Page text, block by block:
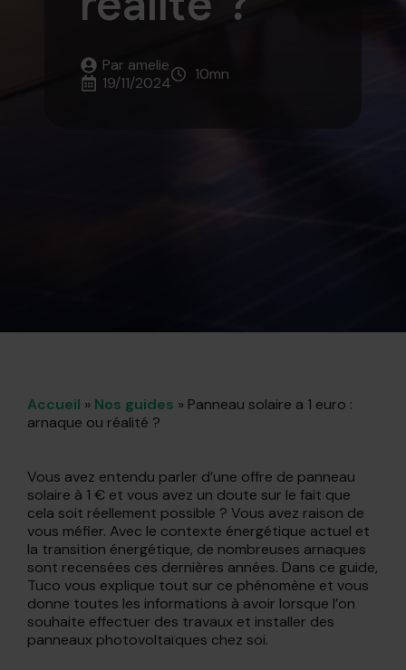
Par amelie
19/11/2024
10mn
Accueil » Nos guides » Panneau solaire a 1 euro :
arnaque ou réalité ?
Vous avez entendu parler d’une offre de panneau
solaire à 1 € et vous avez un doute sur le fait que
cela soit réellement possible ? Vous avez raison de
vous méfier. Avec le contexte énergétique actuel et
la transition énergétique, de nombreuses arnaques
sont recensées ces dernières années. Dans ce guide,
Tuco vous explique tout sur ce phénomène et vous
donne toutes les informations à avoir lorsque l’on
souhaite effectuer des travaux et installer des
panneaux photovoltaïques chez soi.